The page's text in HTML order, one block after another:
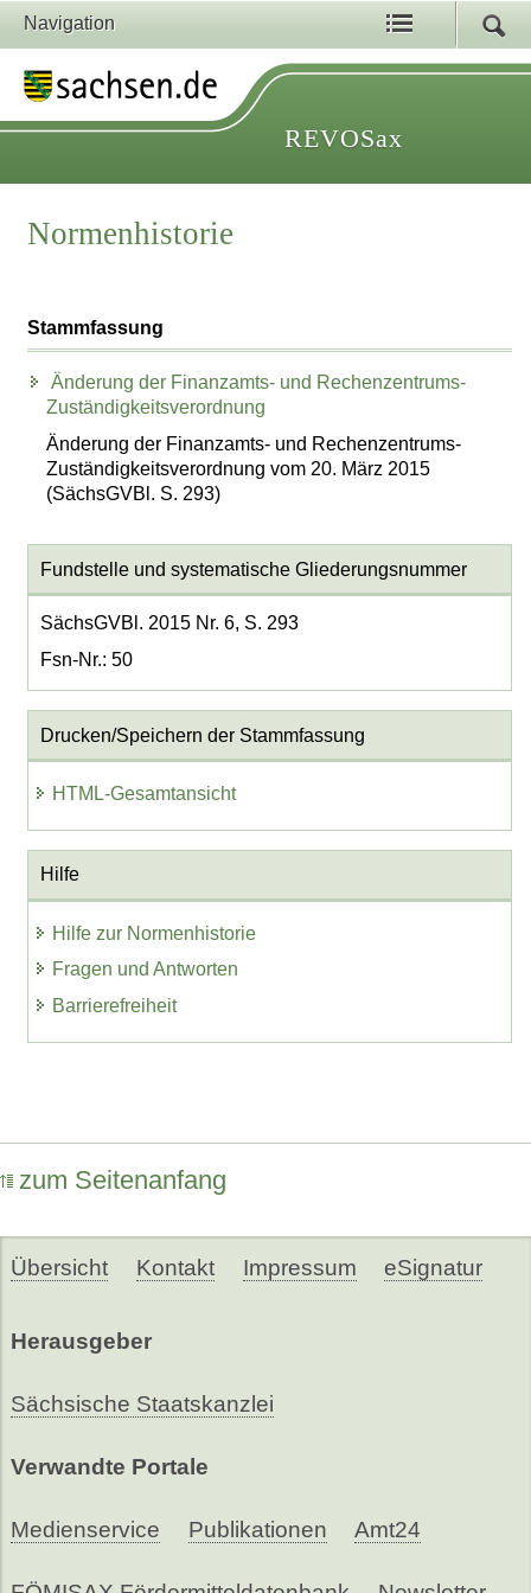
Navigation
REVOSax
Normenhistorie
Stammfassung
Änderung der Finanzamts- und Rechenzentrums-
Zuständigkeitsverordnung
Änderung der Finanzamts- und Rechenzentrums-
Zuständigkeitsverordnung vom 20. März 2015
(SächsGVBl. S. 293)
Fundstelle und systematische Gliederungsnummer
SächsGVBl. 2015 Nr. 6, S. 293
Fsn-Nr.: 50
Drucken/Speichern der Stammfassung
HTML-Gesamtansicht
Hilfe
Hilfe zur Normenhistorie
Fragen und Antworten
Barrierefreiheit
zum Seitenanfang
Übersicht Kontakt Impressum eSignatur
Herausgeber
Sächsische Staatskanzlei
Verwandte Portale
Medienservice Publikationen Amt24